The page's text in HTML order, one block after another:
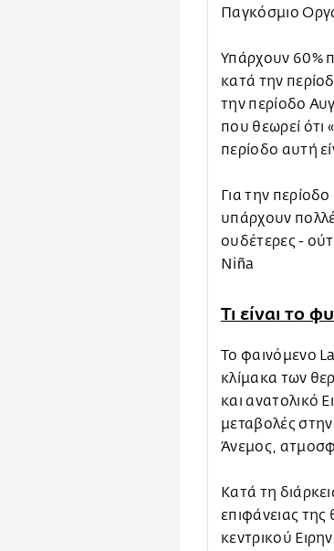
Παγκόσμιο
Υπάρχουν 60%
κατά την
την περίοδο
που θεωρεί ότι
περίοδο αυτή
Για την
υπάρχουν
ουδέτερες -
Niña
Τι είναι το
Το φαινόμενο
κλίμακα των
και ανατολικό
μεταβολές
Άνεμος,
Κατά τη
επιφάνειας
κεντρικού